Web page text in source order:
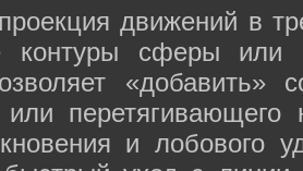
движений в
контуры сферы или
«добавить»
перетягивающего
и лобового